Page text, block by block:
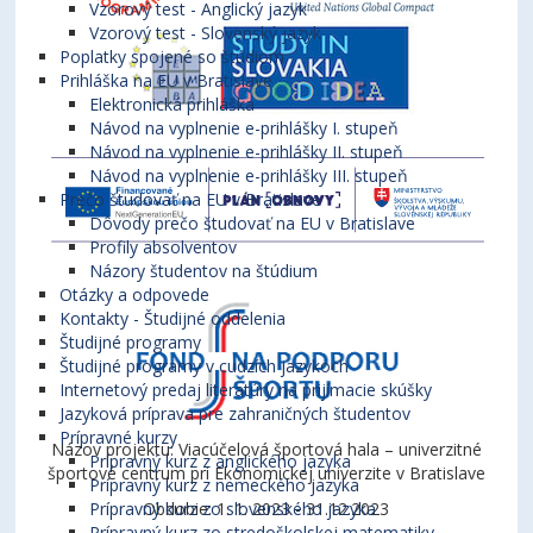
Vzorový test - Anglický jazyk
Vzorový test - Slovenský jazyk
Poplatky spojené so štúdiom
Prihláška na EU v Bratislave
Elektronická prihláška
Návod na vyplnenie e-prihlášky I. stupeň
Návod na vyplnenie e-prihlášky II. stupeň
Návod na vyplnenie e-prihlášky III. stupeň
Prečo študovať na EU v Bratislave
Dôvody prečo študovať na EU v Bratislave
Profily absolventov
Názory študentov na štúdium
Otázky a odpovede
Kontakty - Študijné oddelenia
Študijné programy
Študijné programy v cudzích jazykoch
Internetový predaj literatúry na prijímacie skúšky
Jazyková príprava pre zahraničných študentov
Prípravné kurzy
Prípravný kurz z anglického jazyka
Prípravný kurz z nemeckého jazyka
Prípravný kurz zo slovenského jazyka
Názov projektu: Viacúčelová športová hala – univerzitné
športové centrum pri Ekonomickej univerzite v Bratislave
Obdobie: 1. 1. 2023 - 31.12.2023